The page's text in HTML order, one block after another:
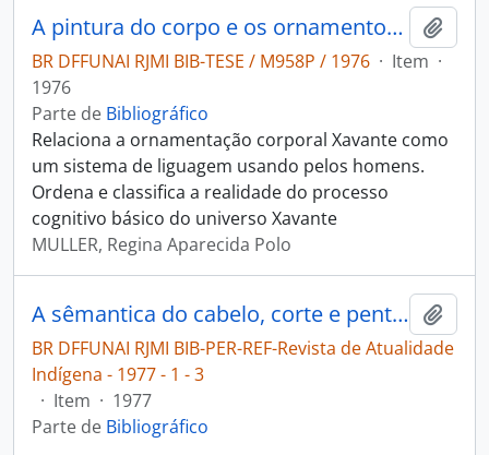
A pintura do corpo e os ornamentos xavante: arte visual e comunicação social
BR DFFUNAI RJMI BIB-TESE / M958P / 1976 · Item ·
1976
Parte de Bibliográfico
Relaciona a ornamentação corporal Xavante como
um sistema de liguagem usando pelos homens.
Ordena e classifica a realidade do processo
cognitivo básico do universo Xavante
MULLER, Regina Aparecida Polo
A sêmantica do cabelo, corte e penteado indicam papel do índio no grupo tribal [Revista de Atualidade Indígena]
BR DFFUNAI RJMI BIB-PER-REF-Revista de Atualidade
Indígena - 1977 - 1 - 3
· Item · 1977
Parte de Bibliográfico